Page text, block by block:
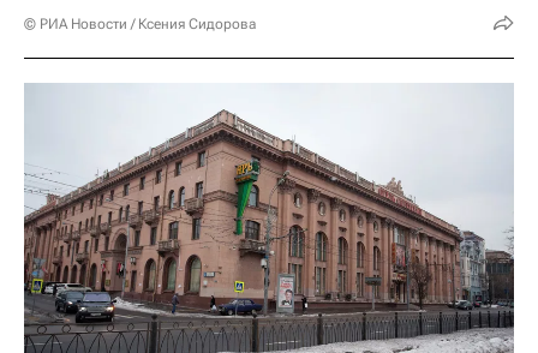
© РИА Новости / Ксения Сидорова